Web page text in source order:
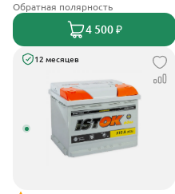
Обратная полярность
4 500 ₽
12 месяцев